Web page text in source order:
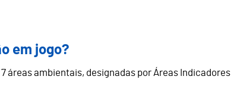
em jogo?
áreas ambientais, designadas por Áreas Indicadores